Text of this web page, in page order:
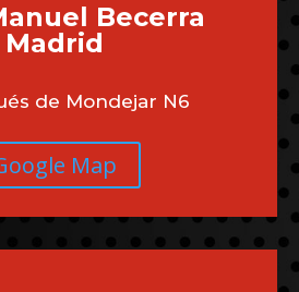
Becerra
Madrid
de Mondejar N6
Map